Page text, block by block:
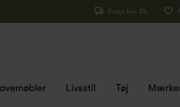
Fragt kun 29,-
Livsstil Tøj